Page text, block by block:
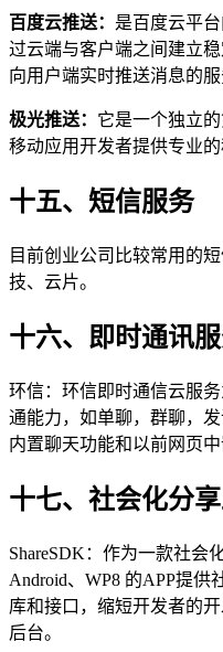
百度云推送： 是百度云平
过云端与客户端之间建立
向用户端实时推送消息的服
极光推送： 它是一个独立
移动应用开发者提供专业的
十五、短信服务
目前创业公司比较常用的
技、云片。
十六、即时通讯
环信：环信即时通信云服
通能力，如单聊，群聊，
内置聊天功能和以前网页
十七、社会化分
ShareSDK：作为一款社会
Android、WP8 的APP提
库和接口，缩短开发者的
后台。